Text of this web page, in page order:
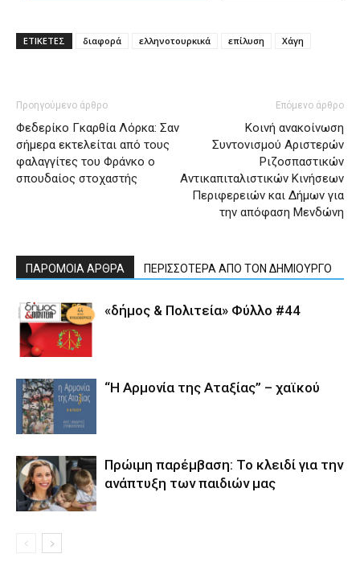
ΕΤΙΚΕΤΕΣ διαφορά ελληνοτουρκικά επίλυση Χάγη
Προηγούμενο άρθρο
Φεδερίκο Γκαρθία Λόρκα: Σαν
σήμερα εκτελείται από τους
φαλαγγίτες του Φράνκο ο
σπουδαίος στοχαστής
Επόμενο άρθρο
Κοινή ανακοίνωση
Συντονισμού Αριστερών
Ριζοσπαστικών
Αντικαπιταλιστικών Κινήσεων
Περιφερειών και Δήμων για
την απόφαση Μενδώνη
ΠΑΡΟΜΟΙΑ ΑΡΘΡΑ ΠΕΡΙΣΣΟΤΕΡΑ ΑΠΟ ΤΟΝ ΔΗΜΙΟΥΡΓΟ
«δήμος & Πολιτεία» Φύλλο #44
“Η Αρμονία της Αταξίας” – χαϊκού
Πρώιμη παρέμβαση: Το κλειδί για την
ανάπτυξη των παιδιών µας